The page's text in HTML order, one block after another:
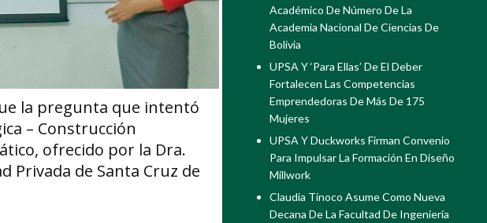
la pregunta que intentó
– Construcción
ofrecido por la Dra.
Privada de Santa Cruz de
Académico De Número De La
Academia Nacional De Ciencias De
Bolivia
UPSA Y ‘Para Ellas’ De El Deber
Fortalecen Las Competencias
Emprendedoras De Más De 175
Mujeres
UPSA Y Duckworks Firman Convenio
Para Impulsar La Formación En Diseño
Millwork
Claudia Tinoco Asume Como Nueva
Decana De La Facultad De Ingeniería